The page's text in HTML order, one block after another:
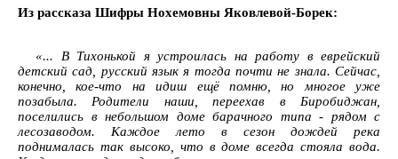
Из рассказа Шифры Нохемовны Яковлевой-Борек:
«... В Тихонькой я устроилась на работу в еврейский
детский сад, русский язык я тогда почти не знала. Сейчас,
конечно, кое-что на идиш ещё помню, но многое уже
позабыла. Родители наши, переехав в Биробиджан,
поселились в небольшом доме барачного типа - рядом с
лесозаводом. Каждое лето в сезон дождей река
поднималась так высоко, что в доме всегда стояла вода.